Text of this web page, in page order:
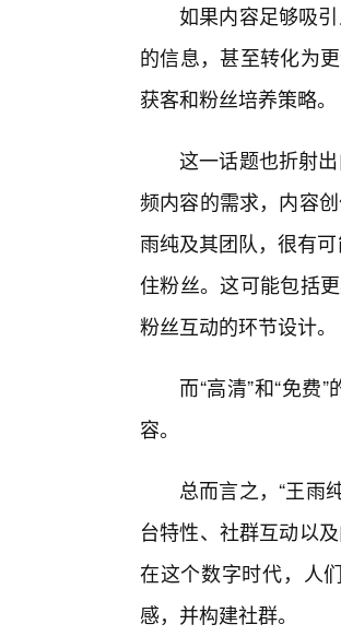
如果内容足够吸
的信息，甚至转化为
获客和粉丝培养策略。
这一话题也折射
频内容的需求，内容
雨纯及其团队，很有
住粉丝。这可能包括
粉丝互动的环节设计。
而“高清”和“免费
容。
总而言之，“王雨
台特性、社群互动以
在这个数字时代，人
感，并构建社群。